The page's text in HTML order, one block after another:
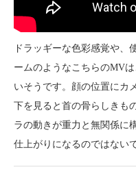
ドラッギーな色彩感覚や、
ームのようなこちらのMV
いそうです。顔の位置にカ
下を見ると首の骨らしきも
ラの動きが重力と無関係に
仕上がりになるのではない